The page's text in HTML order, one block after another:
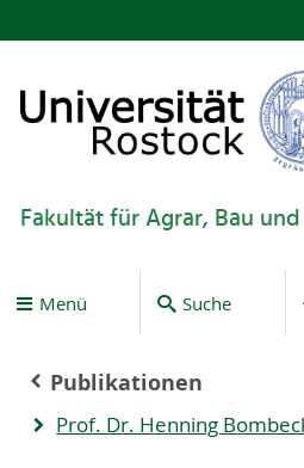
Fakultät für Agrar, Bau
Menü Suche
Publikationen
Prof. Dr. Henning